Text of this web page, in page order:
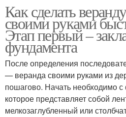
Как сделать
своими руками
Этап первый –
фундамента
После определения
— веранда своими руками из
пошагово. Начать необходимо
которое представляет собой
мелкозаглубленный или